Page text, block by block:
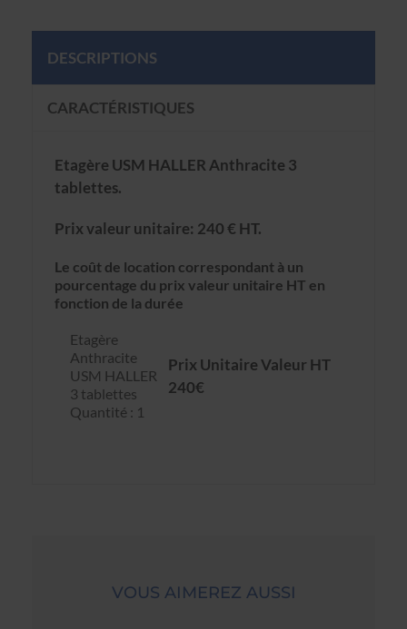
DESCRIPTIONS
CARACTÉRISTIQUES
Etagère USM HALLER Anthracite 3
tablettes.
Prix valeur unitaire: 240 € HT.
Le coût de location correspondant à un
pourcentage du prix valeur unitaire HT en
fonction de la durée
Etagère
Anthracite
USM HALLER
3 tablettes
Quantité : 1
Prix Unitaire Valeur HT
240€
VOUS AIMEREZ AUSSI